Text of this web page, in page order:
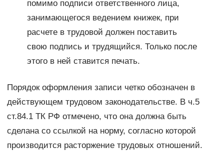
помимо подписи ответственного лица,
занимающегося ведением книжек, при
расчете в трудовой должен поставить
свою подпись и трудящийся. Только после
этого в ней ставится печать.
Порядок оформления записи четко обозначен в
действующем трудовом законодательстве. В ч.5
ст.84.1 ТК РФ отмечено, что она должна быть
сделана со ссылкой на норму, согласно которой
производится расторжение трудовых отношений.